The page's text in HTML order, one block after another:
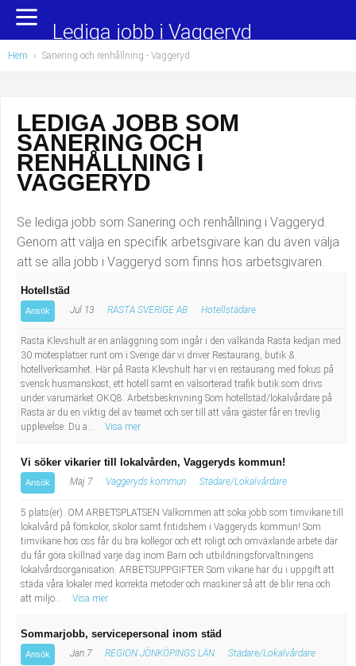
Yrkesområden
Administration, ekonomi, juridik
Chefer och verksamhetsledare
Data/IT
Försäljning, inköp, marknadsföring
Hantverksyrken
Hotell, restaurang, storhushåll
Industriell tillverkning
Installation, drift, underhåll
Kultur, media, design
Militärt arbete
Naturbruk
Naturvetenskapligt arbete
Pedagogiskt arbete
Populära jobb
Undersköterska, hemtjänst och äldreboende
Barnskötare
Lärare i förskola/Förskollärare
Lagerarbetare
Bussförare/Busschaufför
Elevassistent
Behandlingsassistent/Socialpedagog
Tandsköterska
Tidningsbud/Tidningsdistributör
Lärare i fritidshem/Fritidspedagog
Taxiförare/Taxichaufför
Läkarsekreterare/Vårdadmin/Medicinsk
sekreterare
Lediga jobb i Vaggeryd
Hem › Sanering och renhållning - Vaggeryd
LEDIGA JOBB SOM
SANERING OCH
RENHÅLLNING I
VAGGERYD
Se lediga jobb som Sanering och renhållning i Vaggeryd.
Genom att välja en specifik arbetsgivare kan du även välja
att se alla jobb i Vaggeryd som finns hos arbetsgivaren.
Hotellstäd
Ansök Jul 13 RASTA SVERIGE AB Hotellstädare
Rasta Klevshult är en anläggning som ingår i den välkända Rasta kedjan med
30 mötesplatser runt om i Sverige där vi driver Restaurang, butik &
hotellverksamhet. Här på Rasta Klevshult har vi en restaurang med fokus på
svensk husmanskost, ett hotell samt en välsorterad trafik butik som drivs
under varumärket OKQ8. Arbetsbeskrivning Som hotellstäd/lokalvårdare på
Rasta är du en viktig del av teamet och ser till att våra gäster får en trevlig
upplevelse. Du a...
Visa mer
Vi söker vikarier till lokalvården, Vaggeryds kommun!
Ansök Maj 7 Vaggeryds kommun Städare/Lokalvårdare
5 plats(er). OM ARBETSPLATSEN Välkommen att söka jobb som timvikarie till
lokalvård på förskolor, skolor samt fritidshem i Vaggeryds kommun! Som
timvikarie hos oss får du bra kollegor och ett roligt och omväxlande arbete där
du får göra skillnad varje dag inom Barn och utbildningsförvaltningens
lokalvårdsorganisation. ARBETSUPPGIFTER Som vikarie har du i uppgift att
städa våra lokaler med korrekta metoder och maskiner så att de blir rena och
att miljö...
Visa mer
Sommarjobb, servicepersonal inom städ
Ansök Jan 7 REGION JÖNKÖPINGS LÄN Städare/Lokalvårdare